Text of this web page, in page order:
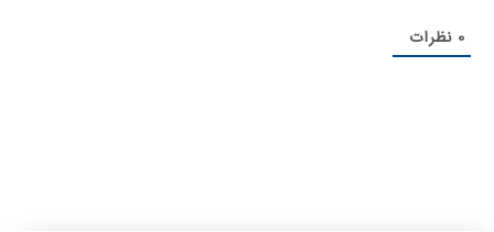
0 نظرات